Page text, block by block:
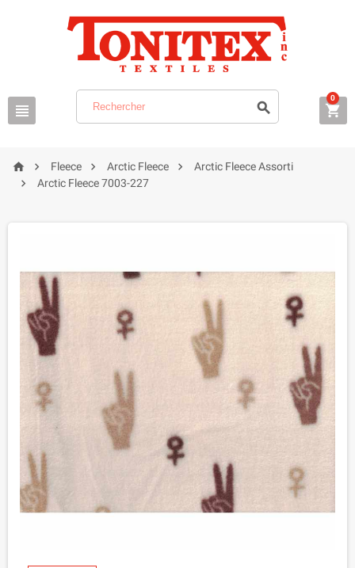
  
0
  Fleece  Arctic Fleece  Arctic Fleece Assorti
 Arctic Fleece 7003-227